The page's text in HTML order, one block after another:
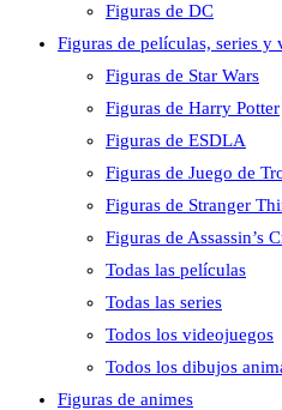
Figuras de DC
Figuras de películas, series y
Figuras de Star Wars
Figuras de Harry Potter
Figuras de ESDLA
Figuras de Juego de
Figuras de Stranger
Figuras de Assassin’s
Todas las películas
Todas las series
Todos los videojuegos
Todos los dibujos
Figuras de animes